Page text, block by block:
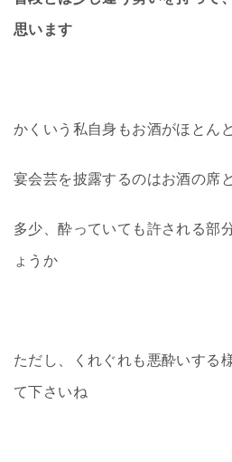
思います
かくいう私自身もお酒がほとん
宴会芸を披露するのはお酒の席
多少、酔っていても許される部
ょうか
ただし、くれぐれも悪酔いする
て下さいね